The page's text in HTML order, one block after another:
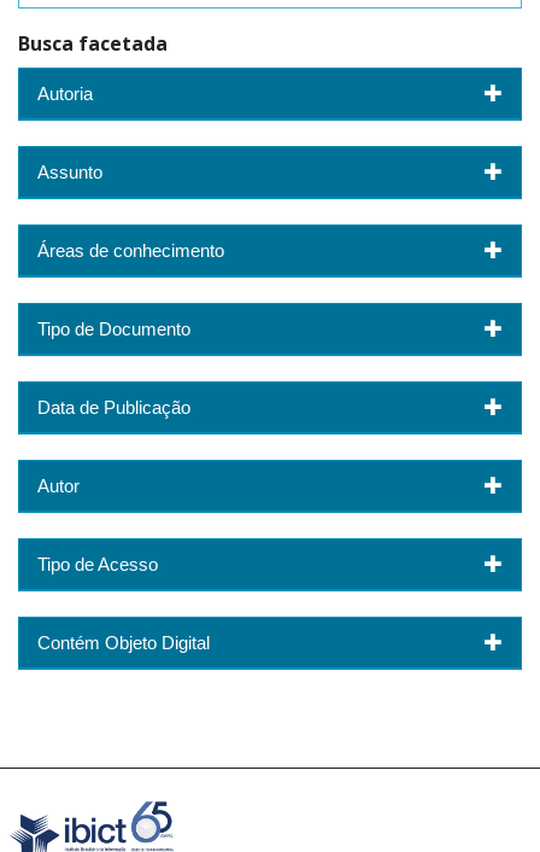
Busca facetada
Autoria
Assunto
Áreas de conhecimento
Tipo de Documento
Data de Publicação
Autor
Tipo de Acesso
Contém Objeto Digital